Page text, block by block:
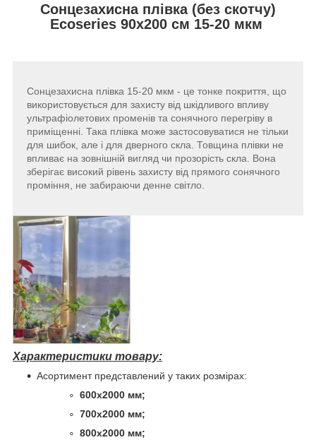
Сонцезахисна плівка (без скотчу)
Ecoseries 90х200 см 15-20 мкм
Сонцезахисна плівка 15-20 мкм - це тонке покриття, що
використовується для захисту від шкідливого впливу
ультрафіолетових променів та сонячного перегріву в
приміщенні. Така плівка може застосовуватися не тільки
для шибок, але і для дверного скла. Товщина плівки не
впливає на зовнішній вигляд чи прозорість скла. Вона
зберігає високий рівень захисту від прямого сонячного
проміння, не забираючи денне світло.
Характеристики товару:
Асортимент представлений у таких розмірах:
600х2000 мм;
700х2000 мм;
800х2000 мм;